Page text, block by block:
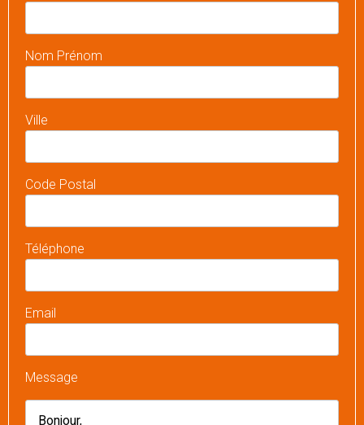
Nom Prénom
Ville
Code Postal
Téléphone
Email
Message